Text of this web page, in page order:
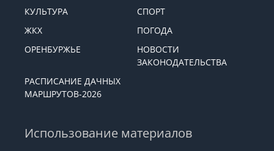
КУЛЬТУРА
СПОРТ
ЖКХ
ПОГОДА
ОРЕНБУРЖЬЕ
НОВОСТИ
ЗАКОНОДАТЕЛЬСТВА
РАСПИСАНИЕ ДАЧНЫХ
МАРШРУТОВ-2026
Использование материалов